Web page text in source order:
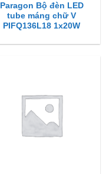
Paragon Bộ đèn LED
tube máng chữ V
PIFQ136L18 1x20W